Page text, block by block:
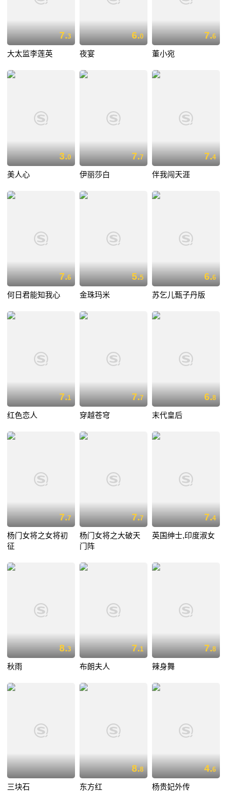
7.3
大太监李莲英
6.0
夜宴
7.6
董小宛
3.0
美人心
7.7
伊丽莎白
7.4
伴我闯天涯
7.6
何日君能知我心
5.5
金珠玛米
6.6
苏乞儿甄子丹版
7.1
红色恋人
7.7
穿越苍穹
6.8
末代皇后
7.7
杨门女将之女将初
征
7.7
杨门女将之大破天
门阵
7.4
英国绅士,印度淑女
8.3
秋雨
7.1
布朗夫人
7.8
辣身舞
三块石
8.8
东方红
4.6
杨贵妃外传